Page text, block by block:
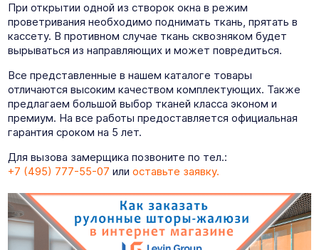
При открытии одной из створок окна в режим
проветривания необходимо поднимать ткань, прятать в
кассету. В противном случае ткань сквозняком будет
вырываться из направляющих и может повредиться.
Все представленные в нашем каталоге товары
отличаются высоким качеством комплектующих. Также
предлагаем большой выбор тканей класса эконом и
премиум. На все работы предоставляется официальная
гарантия сроком на 5 лет.
Для вызова замерщика позвоните по тел.:
+7 (495) 777-55-07 или оставьте заявку.